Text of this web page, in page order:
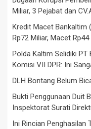
Miliar, 3 Pejabat dan
Kredit Macet Bankaltim
Rp72 Miliar, Macet
Polda Kaltim Selidiki PT
Komisi VII DPR: Ini
DLH Bontang Belum
Bukti Penggunaan Duit
Inspektorat Surati
Ini Rincian Penghasilan